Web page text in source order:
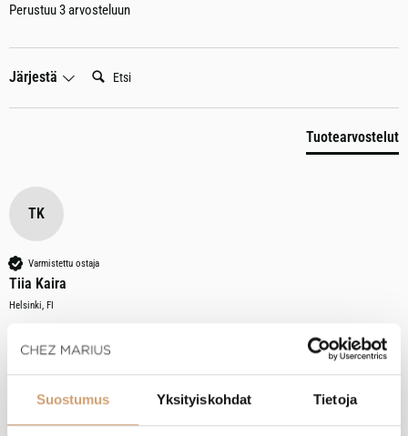
Suostumus Yksityiskohdat Tietoja
Perustuu 3 arvosteluun
Järjestä
Tuotearvostelut
TK
Varmistettu ostaja
Tiia Kaira
Helsinki, FI
ILSA fonduepoltin
Arvostelija ei jättänyt kommenttia